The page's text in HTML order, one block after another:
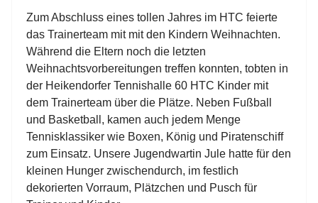
Zum Abschluss eines tollen Jahres im HTC feierte
das Trainerteam mit mit den Kindern Weihnachten.
Während die Eltern noch die letzten
Weihnachtsvorbereitungen treffen konnten, tobten in
der Heikendorfer Tennishalle 60 HTC Kinder mit
dem Trainerteam über die Plätze. Neben Fußball
und Basketball, kamen auch jedem Menge
Tennisklassiker wie Boxen, König und Piratenschiff
zum Einsatz. Unsere Jugendwartin Jule hatte für den
kleinen Hunger zwischendurch, im festlich
dekorierten Vorraum, Plätzchen und Pusch für